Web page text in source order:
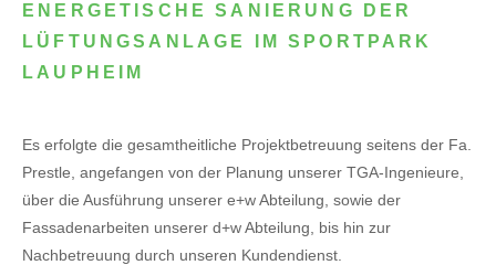
ENERGETISCHE SANIERUNG DER
LÜFTUNGSANLAGE IM SPORTPARK
LAUPHEIM
Es erfolgte die gesamtheitliche Projektbetreuung seitens der Fa.
Prestle, angefangen von der Planung unserer TGA-Ingenieure,
über die Ausführung unserer e+w Abteilung, sowie der
Fassadenarbeiten unserer d+w Abteilung, bis hin zur
Nachbetreuung durch unseren Kundendienst.